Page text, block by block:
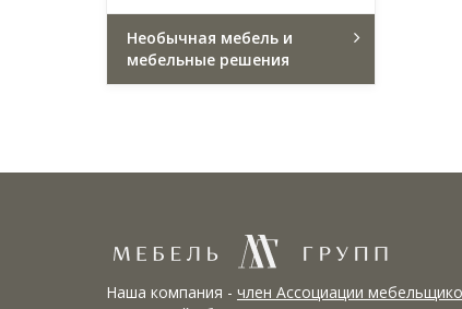
Необычная мебель и
мебельные решения
Наша компания - член Ассоциации